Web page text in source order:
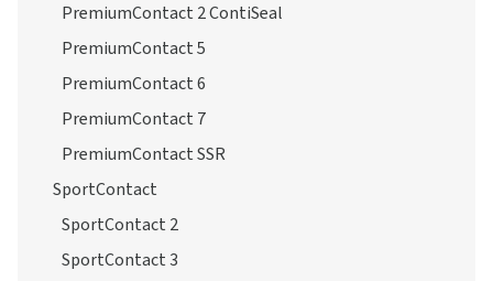
PremiumContact 2 ContiSeal
PremiumContact 5
PremiumContact 6
PremiumContact 7
PremiumContact SSR
SportContact
SportContact 2
SportContact 3